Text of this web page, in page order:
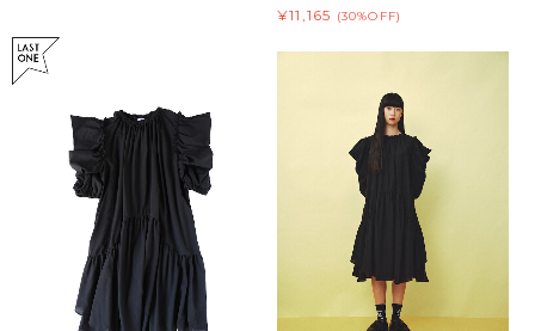
¥11,165 (30%OFF)